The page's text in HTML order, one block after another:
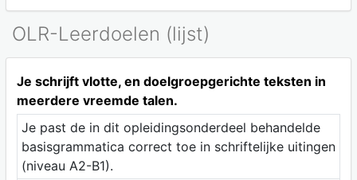
OLR-Leerdoelen (lijst)
Je schrijft vlotte, en doelgroepgerichte teksten in
meerdere vreemde talen.
Je past de in dit opleidingsonderdeel behandelde
basisgrammatica correct toe in schriftelijke uitingen
(niveau A2-B1).